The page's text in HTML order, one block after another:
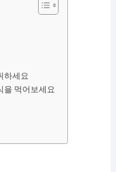
하세요
을 먹어보세요